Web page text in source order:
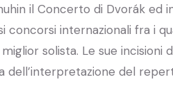
il Concerto di Dvorák ed
internazionali fra i
solista. Le sue incisioni
dell’interpretazione del